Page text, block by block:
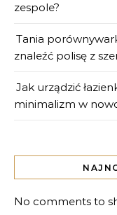
zespole?
Tania
znaleźć polisę z
Jak urządzić
minimalizm w
No comments to